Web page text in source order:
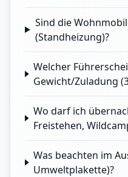
Sind die
(Standheizung)?
Welcher
Gewicht/Zuladung
Wo darf ich
Freistehen,
Was beachten im
Umweltplakette)?